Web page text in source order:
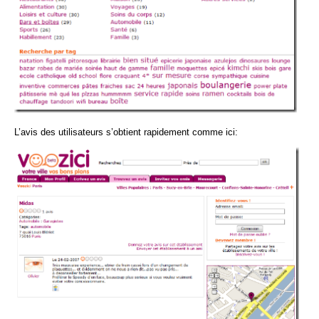
L’avis des utilisateurs s’obtient rapidement comme ici: